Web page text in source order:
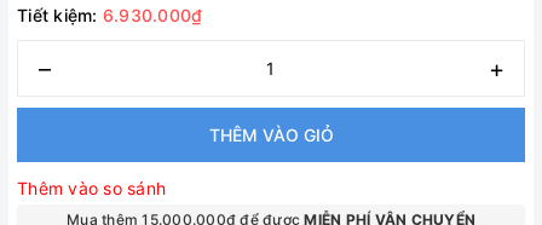
Tiết kiệm: 6.930.000₫
– +
THÊM VÀO GIỎ
Thêm vào so sánh
Mua thêm 15.000.000₫ để đượcMIỄN PHÍ VẬN CHUYỂN